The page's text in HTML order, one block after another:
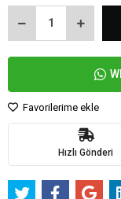
Favorilerime ekle
Hızlı Gönderi